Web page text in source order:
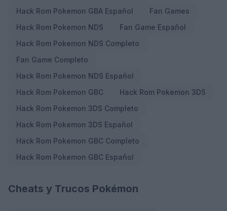
Hack Rom Pokemon GBA Español
Fan Games
Hack Rom Pokemon NDS
Fan Game Español
Hack Rom Pokemon NDS Completo
Fan Game Completo
Hack Rom Pokemon NDS Español
Hack Rom Pokemon GBC
Hack Rom Pokemon 3DS
Hack Rom Pokemon 3DS Completo
Hack Rom Pokemon 3DS Español
Hack Rom Pokemon GBC Completo
Hack Rom Pokemon GBC Español
Cheats y Trucos Pokémon